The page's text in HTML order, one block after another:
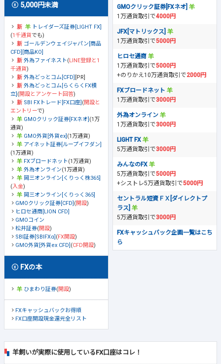
5,000円未満
トレイダーズ証券[LIGHT FX]
(1千通貨でも)
ゴールデンウェイジャパン[商品
CFD][商品KO]
外為ファイネスト(LINE登録と1
千通貨)
外為どっとコム[CFD] [PR]
外為どっとコム[らくらくFX積
立] (開設とアンケート回答)
SBI FXトレード[FX口座] (開設と
エントリーで)
GMOクリック証券[FXネオ] (1万
通貨)
GMO外貨[外貨ex] (1万通貨)
アイネット証券[ループイフダン]
(1万通貨)
FXブロードネット(1万通貨)
外為オンライン(1万通貨)
岡三オンライン[くりっく株365]
(入金)
岡三オンライン[くりっく365]
GMOクリック証券[CFD] (開設)
ヒロセ通商[LION CFD]
GMOコイン
松井証券(開設)
SBI証券[SBIFXα] (FX開設)
GMO外貨[外貨ex CFD] (CFD開設)
FXの本
ひまわり証券(開設)
FXキャッシュバックお得順
FX口座開設現金還元全リスト
GMOクリック証券[FXネオ]
1万通貨取引で4000円
JFX[マトリックス]
1万通貨取引で5000円
ヒロセ通商
1万通貨取引で5000円
+のりかえ10万通貨取引で2000円
FXブロードネット
1万通貨取引で3000円
外為オンライン
1万通貨取引で3000円
LIGHT FX
5万通貨取引で3000円
みんなのFX
5万通貨取引で5000円
+シストレ5万通貨取引で5000円
セントラル短資ＦＸ[ダイレクトプ
ラス]
5万通貨取引で3000円
FXキャッシュバック企画一覧はこち
ら
羊飼いが実際に使用しているFX口座はコレ！